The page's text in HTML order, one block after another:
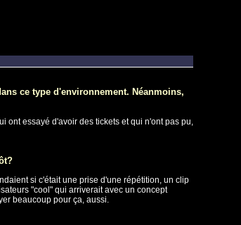
ce type d'environnement. Néanmoins,
ont essayé d'avoir des tickets et qui n'ont pas pu,
si c'était une prise d'une répétition, un clip
"cool" qui arriverait avec un concept
beaucoup pour ça, aussi.